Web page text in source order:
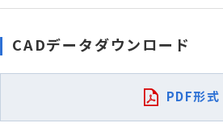
CADデータダウンロード
PDF形式